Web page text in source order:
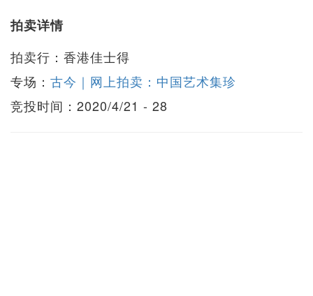
拍卖详情
拍卖行：香港佳士得
专场： 古今｜网上拍卖：中国艺术集珍
竞投时间：2020/4/21 - 28